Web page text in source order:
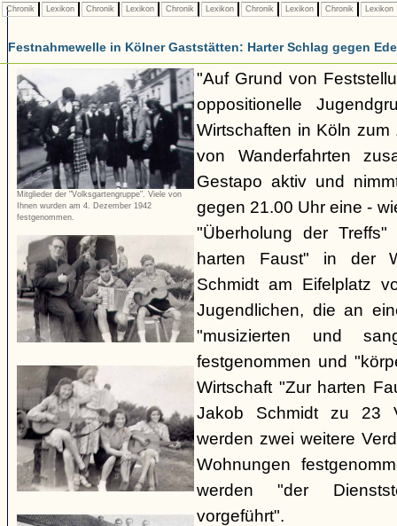
Chronik Lexikon Chronik Lexikon Chronik Lexikon Chronik Lexikon Chronik Lexikon
Festnahmewelle in Kölner Gaststätten: Harter Schlag gegen
Mitglieder der "Volksgartengruppe". Viele von
Ihnen wurden am 4. Dezember 1942
festgenommen.
"Auf Grund von
oppositionelle
Wirtschaften in Köln
von Wanderfahrten
Gestapo aktiv und
gegen 21.00 Uhr eine -
"Überholung der
harten Faust" in der
Schmidt am Eifelplatz
Jugendlichen, die an
"musizierten und
festgenommen und
Wirtschaft "Zur harten
Jakob Schmidt zu 23
werden zwei weitere
Wohnungen
werden "der
vorgeführt".